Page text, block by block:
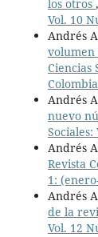
los otros ,
Vol. 10
Andrés
volumen
Ciencias
Andrés
nuevo
Andrés
Revista
1:
Andrés
de la
Vol. 12